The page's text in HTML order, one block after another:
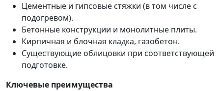
Цементные и гипсовые стяжки (в том числе с
подогревом).
Бетонные конструкции и монолитные плиты.
Кирпичная и блочная кладка, газобетон.
Существующие облицовки при соответствующей
подготовке.
Ключевые преимущества